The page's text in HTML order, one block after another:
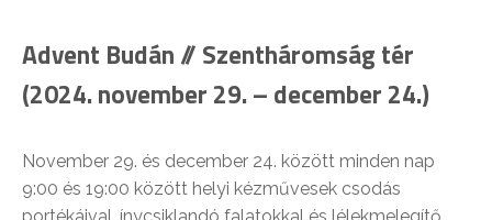
Advent Budán // Szentháromság tér
(2024. november 29. – december 24.)
November 29. és december 24. között minden nap
9:00 és 19:00 között helyi kézművesek csodás